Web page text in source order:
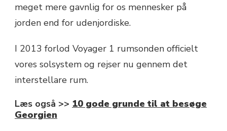
meget mere gavnlig for os mennesker på
jorden end for udenjordiske.
I 2013 forlod Voyager 1 rumsonden officielt
vores solsystem og rejser nu gennem det
interstellare rum.
Læs også >> 10 gode grunde til at besøge
Georgien